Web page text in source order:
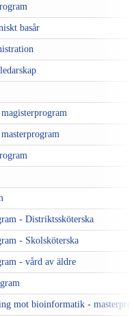
basår
- Distriktssköterska
- Skolsköterska
- vård av äldre
mot bioinformatik -